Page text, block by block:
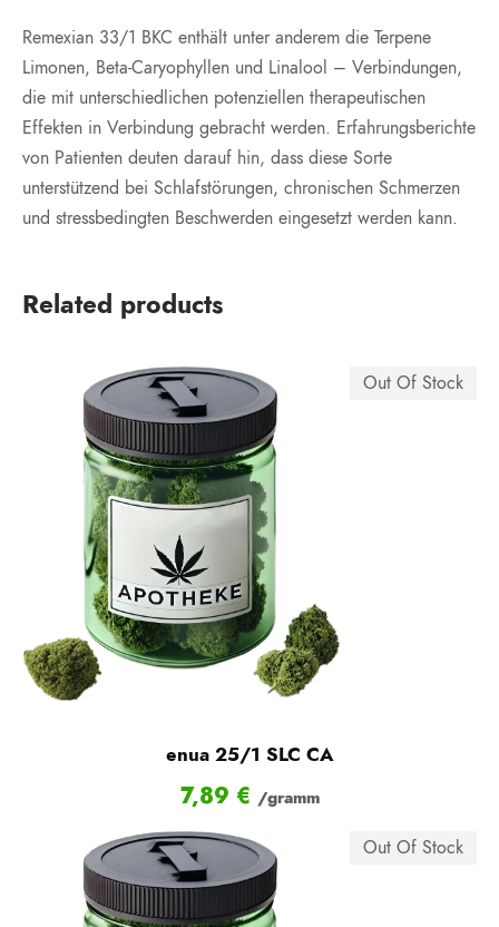
Remexian 33/1 BKC enthält unter anderem die Terpene
Limonen, Beta-Caryophyllen und Linalool – Verbindungen,
die mit unterschiedlichen potenziellen therapeutischen
Effekten in Verbindung gebracht werden. Erfahrungsberichte
von Patienten deuten darauf hin, dass diese Sorte
unterstützend bei Schlafstörungen, chronischen Schmerzen
und stressbedingten Beschwerden eingesetzt werden kann.
Related products
Out Of Stock
enua 25/1 SLC CA
7,89 € /gramm
Out Of Stock